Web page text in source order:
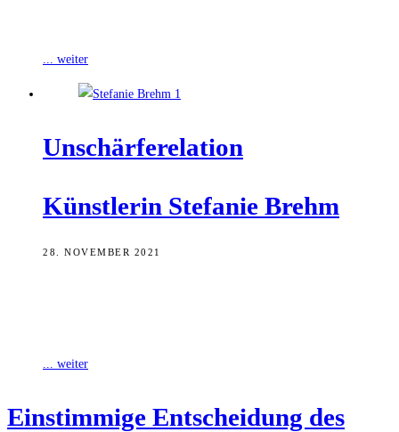
... weiter
Unschär­fe­re­la­ti­on
Künst­le­rin Ste­fa­nie Brehm
28. NOVEMBER 2021
... weiter
Ein­stim­mi­ge Ent­schei­dung des